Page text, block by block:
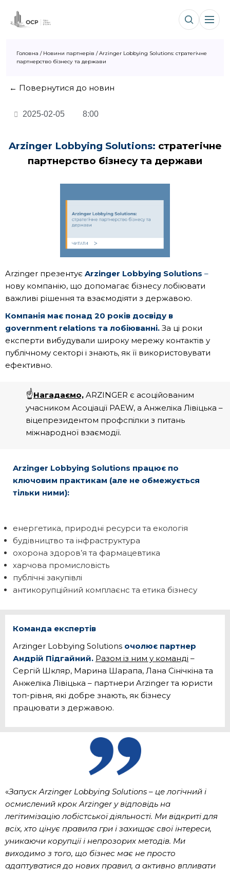
Головна / Новини партнерів /Arzinger Lobbying Solutions: стратегічне
партнерство бізнесу та держави
← Повернутися до новин
2025-02-05 8:00
Arzinger Lobbying Solutions: стратегічне
партнерство бізнесу та держави
Arzinger презентує Arzinger Lobbying Solutions –
нову компанію, що допомагає бізнесу лобіювати
важливі рішення та взаємодіяти з державою.
Компанія має понад 20 років досвіду в
government relations та лобіюванні. За ці роки
експерти вибудували широку мережу контактів у
публічному секторі і знають, як її використовувати
ефективно.
☝️Нагадаємо, ARZINGER є асоційованим
учасником Асоціації PAEW, а Анжеліка Лівіцька –
віцепрезидентом профспілки з питань
міжнародної взаємодії.
Arzinger Lobbying Solutions працює по
ключовим практикам (але не обмежується
тільки ними):
енергетика, природні ресурси та екологія
будівництво та інфраструктура
охорона здоров’я та фармацевтика
харчова промисловість
публічні закупівлі
антикорупційний комплаєнс та етика бізнесу
Команда експертів
Arzinger Lobbying Solutions очолює партнер
Андрій Підгайний. Разом із ним у команді –
Сергій Шкляр, Марина Шарапа, Лана Сінічкіна та
Анжеліка Лівіцька – партнери Arzinger та юристи
топ-рівня, які добре знають, як бізнесу
працювати з державою.
«Запуск Arzinger Lobbying Solutions – це логічний і
осмислений крок Arzinger у відповідь на
легітимізацію лобістської діяльності. Ми відкриті для
всіх, хто цінує правила гри і захищає свої інтереси,
уникаючи корупції і непрозорих методів. Ми
виходимо з того, що бізнес має не просто
адаптуватися до нових правил, а активно впливати